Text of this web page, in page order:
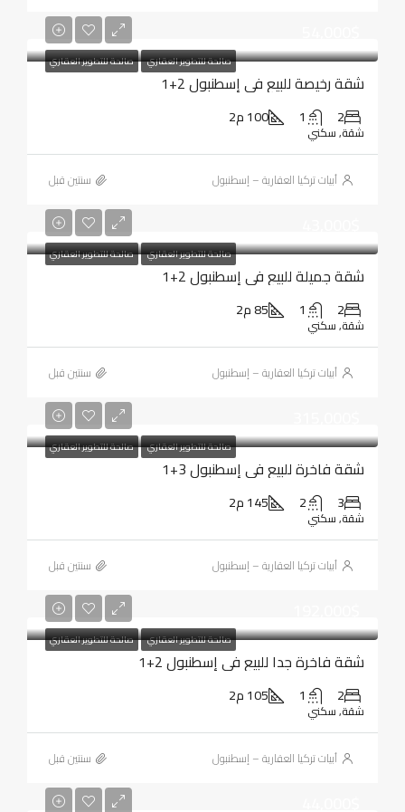
صالحة للتطوير العقاري صالحة للتطوير العقاري
شقة رخيصة للبيع في إسطنبول 2+1
2
1 100 م2
شقة, سكني
أبيات تركيا العقارية – إسطنبول ‏سنتين قبل
صالحة للتطوير العقاري صالحة للتطوير العقاري
شقة جميلة للبيع في إسطنبول 2+1
2
1 85 م2
شقة, سكني
أبيات تركيا العقارية – إسطنبول ‏سنتين قبل
صالحة للتطوير العقاري صالحة للتطوير العقاري
شقة فاخرة للبيع في إسطنبول 3+1
3
2 145 م2
شقة, سكني
أبيات تركيا العقارية – إسطنبول ‏سنتين قبل
صالحة للتطوير العقاري صالحة للتطوير العقاري
شقة فاخرة جدا للبيع في إسطنبول 2+1
2
1 105 م2
شقة, سكني
أبيات تركيا العقارية – إسطنبول ‏سنتين قبل